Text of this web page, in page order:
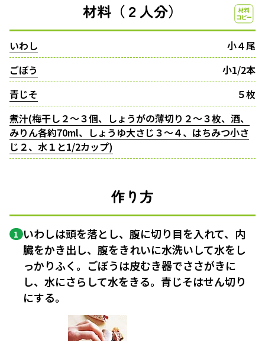
材料（２人分）
いわし
小４尾
ごぼう
小1/2本
青じそ
５枚
煮汁(梅干し２〜３個、しょうがの薄切り２〜３枚、酒、
みりん各約70ml、しょうゆ大さじ３〜４、はちみつ小さ
じ２、水１と1/2カップ)
作り方
1 いわしは頭を落とし、腹に切り目を入れて、内
臓をかき出し、腹をきれいに水洗いして水をし
っかりふく。ごぼうは皮むき器でささがきに
し、水にさらして水をきる。青じそはせん切り
にする。